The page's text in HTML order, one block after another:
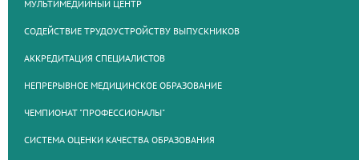
МУЛЬТИМЕДИЙНЫЙ ЦЕНТР
СОДЕЙСТВИЕ ТРУДОУСТРОЙСТВУ ВЫПУСКНИКОВ
АККРЕДИТАЦИЯ СПЕЦИАЛИСТОВ
НЕПРЕРЫВНОЕ МЕДИЦИНСКОЕ ОБРАЗОВАНИЕ
ЧЕМПИОНАТ "ПРОФЕССИОНАЛЫ"
СИСТЕМА ОЦЕНКИ КАЧЕСТВА ОБРАЗОВАНИЯ